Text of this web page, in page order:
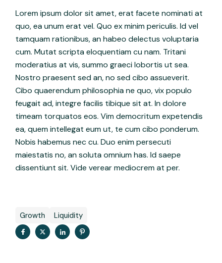
Lorem ipsum dolor sit amet, erat facete nominati at
quo, ea unum erat vel. Quo ex minim periculis. Id vel
tamquam rationibus, an habeo delectus voluptaria
cum. Mutat scripta eloquentiam cu nam. Tritani
moderatius at vis, summo graeci lobortis ut sea.
Nostro praesent sed an, no sed cibo assueverit.
Cibo quaerendum philosophia ne quo, vix populo
feugait ad, integre facilis tibique sit at. In dolore
timeam torquatos eos. Vim democritum expetendis
ea, quem intellegat eum ut, te cum cibo ponderum.
Nobis habemus nec cu. Duo enim persecuti
maiestatis no, an soluta omnium has. Id saepe
dissentiunt sit. Vide verear mediocrem at per.
Growth Liquidity